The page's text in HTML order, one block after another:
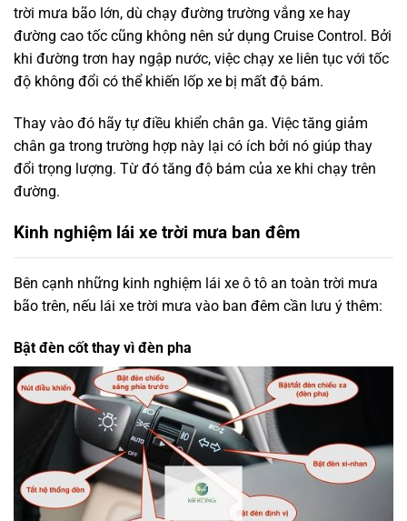
trời mưa bão lớn, dù chạy đường trường vắng xe hay
đường cao tốc cũng không nên sử dụng Cruise Control. Bởi
khi đường trơn hay ngập nước, việc chạy xe liên tục với tốc
độ không đổi có thể khiến lốp xe bị mất độ bám.
Thay vào đó hãy tự điều khiển chân ga. Việc tăng giảm
chân ga trong trường hợp này lại có ích bởi nó giúp thay
đổi trọng lượng. Từ đó tăng độ bám của xe khi chạy trên
đường.
Kinh nghiệm lái xe trời mưa ban đêm
Bên cạnh những kinh nghiệm lái xe ô tô an toàn trời mưa
bão trên, nếu lái xe trời mưa vào ban đêm cần lưu ý thêm:
Bật đèn cốt thay vì đèn pha